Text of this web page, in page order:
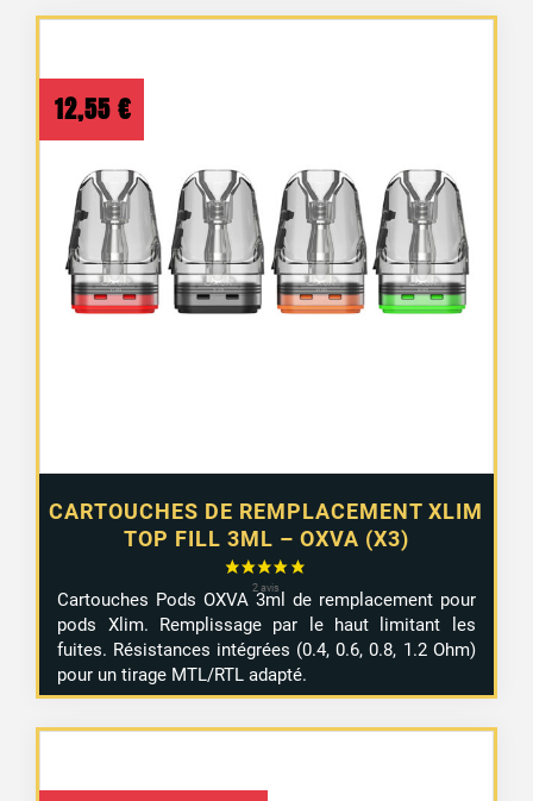
CARTOUCHES DE REMPLACEMENT XLIM
TOP FILL 3ML – OXVA (X3)
12,55 €
Cartouches Pods OXVA 3ml de remplacement pour
pods Xlim. Remplissage par le haut limitant les
fuites. Résistances intégrées (0.4, 0.6, 0.8, 1.2 Ohm)
pour un tirage MTL/RTL adapté.